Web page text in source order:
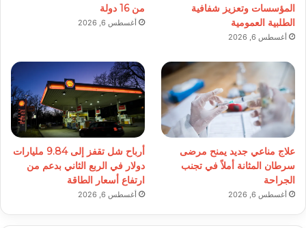
المؤسسات وتعزيز شفافية
الطلبية العمومية
أغسطس 6, 2026
من 16 دولة
أغسطس 6, 2026
علاج مناعي جديد يمنح مرضى
سرطان المثانة أملاً في تجنب
الجراحة
أغسطس 6, 2026
أرباح شل تقفز إلى 9.84 مليارات
دولار في الربع الثاني بدعم من
ارتفاع أسعار الطاقة
أغسطس 6, 2026